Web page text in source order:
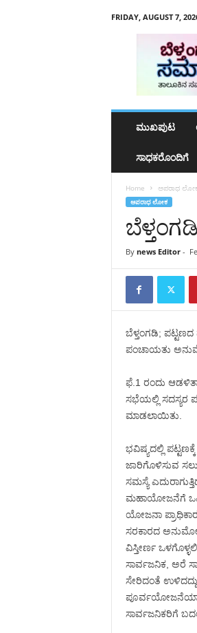
FRIDAY, AUGUST 7,
ಮುಖಪುಟ
ಸಾಧಕರೊಂದಿಗೆ
Home ಅಪರಾಧ
ಅಪರಾಧ ಲೋಕ
By news Editor-
ಬೆಳ್ತಂಗಡಿ;
ಪಂಚಾಯತು
ಫೆ.1 ರಂದು
ಸಭೆಯಲ್ಲಿ
ಮಾಡಲಾಯಿತು‌.
ಭವಿಷ್ಯದಲ್ಲಿ
ಜಾರಿಗೊಳಿಸುವ
ಸಮಸ್ಯೆ
ಮಹಾಯೋಜನೆಗೆ
ಯೋಜನಾ
ಸರಕಾರದ
ವಿಸ್ತೀರ್ಣ
ಸಾರ್ವಜನಿಕ, ಅರೆ
ಸೇರಿದಂತೆ
ಸಾರ್ವಜನಿಕರಿಗೆ